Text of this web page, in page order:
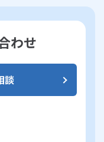
わせ
談